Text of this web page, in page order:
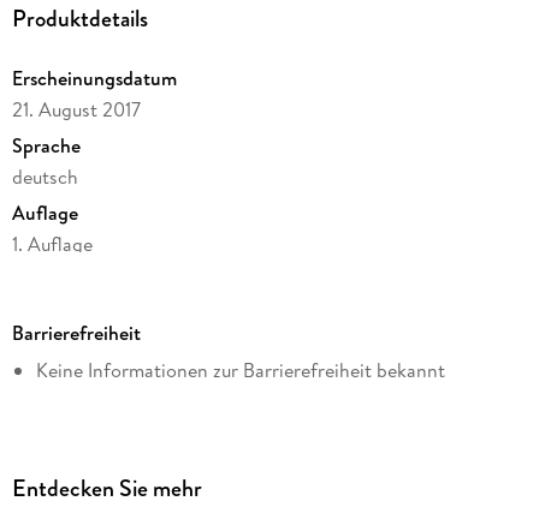
Produktdetails
Erscheinungsdatum
21. August 2017
Sprache
deutsch
Auflage
1. Auflage
Dateigröße
1,32 MB
Autor/Autorin
Barrierefreiheit
Keine Informationen zur Barrierefreiheit bekannt
Entdecken Sie mehr